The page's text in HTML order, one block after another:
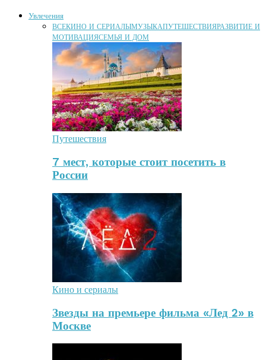
Увлечения
ВСЕКИНО И СЕРИАЛЫМУЗЫКАПУТЕШЕСТВИЯРАЗВИТИЕ И
МОТИВАЦИЯСЕМЬЯ И ДОМ
Путешествия
7 мест, которые стоит посетить в
России
Кино и сериалы
Звезды на премьере фильма «Лед 2» в
Москве